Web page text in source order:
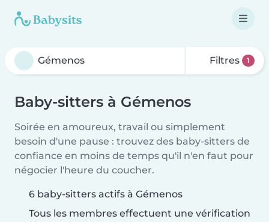
Filtres 1
Baby-sitters à Gémenos
Soirée en amoureux, travail ou simplement
besoin d'une pause : trouvez des baby-sitters de
confiance en moins de temps qu'il n'en faut pour
négocier l'heure du coucher.
6 baby-sitters actifs à Gémenos
Tous les membres effectuent une vérification